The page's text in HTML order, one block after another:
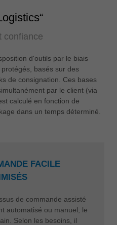
confiance
d'outils par le biais
basés sur des
de consignation. Ces bases
par le client (via
calculé en fonction de
dans un temps déterminé.
FACILE
de commande assisté
automatisé ou manuel, le
Selon les besoins, il